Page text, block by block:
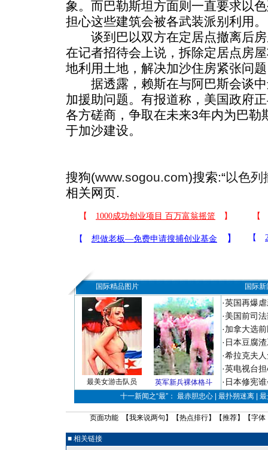
象。而巴勒斯坦方面则一直要求以
担心这些建筑会被各武装派别利用。
谈到巴以双方在定居点撤离后房
在记者招待会上说，拆除定居点房
地利用土地，解决加沙住房紧张问
据透露，赖斯在与阿巴斯会谈中
加援助问题。有报道称，美国政府
各方磋商，争取在未来3年内为巴勒
于加沙建设。
搜狗(www.sogou.com)搜索:“以色列
相关网页.
国际精品图片 国际
最美女游击队员 英军新兵裸体格斗
·英国再爆
·美国前司
·加拿大选
· 日本豆腐
·希拉克夫
·英电视台
· 日本修宪
十一新闻之“最”： 最赤胆忠心 | 最扑朔迷离 |
页面功能 【我来说两句 】【热点排行】【推荐】【字体
■ 相关链接